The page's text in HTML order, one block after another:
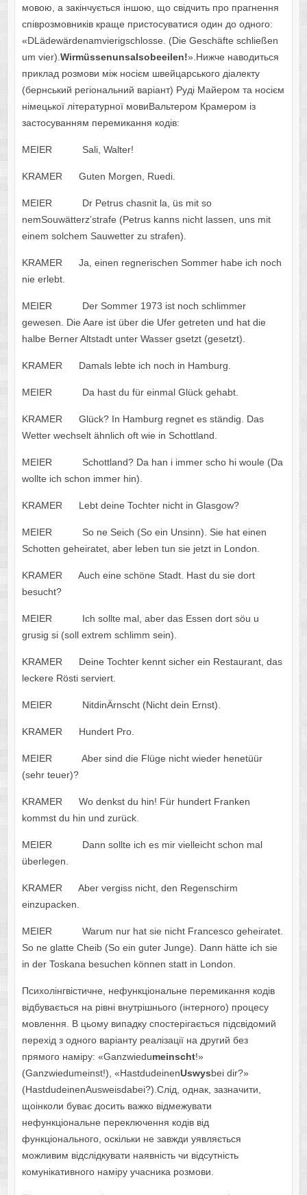
мовою, а закінчується іншою, що свідчить про прагнення
співрозмовників краще пристосуватися один до одного:
«DLädewärdenamvierigschlosse. (Die Geschäfte schließen
um vier).Wirmüssenunsalsobeeilen!».Нижче наводиться
приклад розмови між носієм швейцарського діалекту
(бернський регіональний варіант) Руді Майером та носієм
німецької літературної мовиВальтером Крамером із
застосуванням перемикання кодів:
MEIER Sali, Walter!
KRAMER Guten Morgen, Ruedi.
MEIER Dr Petrus chasnit la, üs mit so
nemSouwätterz’strafe (Petrus kanns nicht lassen, uns mit
einem solchem Sauwetter zu strafen).
KRAMER Ja, einen regnerischen Sommer habe ich noch
nie erlebt.
MEIER Der Sommer 1973 ist noch schlimmer
gewesen. Die Aare ist über die Ufer getreten und hat die
halbe Berner Altstadt unter Wasser gsetzt (gesetzt).
KRAMER Damals lebte ich noch in Hamburg.
MEIER Da hast du für einmal Glück gehabt.
KRAMER Glück? In Hamburg regnet es ständig. Das
Wetter wechselt ähnlich oft wie in Schottland.
MEIER Schottland? Da han i immer scho hi woule (Da
wollte ich schon immer hin).
KRAMER Lebt deine Tochter nicht in Glasgow?
MEIER So ne Seich (So ein Unsinn). Sie hat einen
Schotten geheiratet, aber leben tun sie jetzt in London.
KRAMER Auch eine schöne Stadt. Hast du sie dort
besucht?
MEIER Ich sollte mal, aber das Essen dort söu u
grusig si (soll extrem schlimm sein).
KRAMER Deine Tochter kennt sicher ein Restaurant, das
leckere Rösti serviert.
MEIER NitdinÄrnscht (Nicht dein Ernst).
KRAMER Hundert Pro.
MEIER Aber sind die Flüge nicht wieder henetüür
(sehr teuer)?
KRAMER Wo denkst du hin! Für hundert Franken
kommst du hin und zurück.
MEIER Dann sollte ich es mir vielleicht schon mal
überlegen.
KRAMER Aber vergiss nicht, den Regenschirm
einzupacken.
MEIER Warum nur hat sie nicht Francesco geheiratet.
So ne glatte Cheib (So ein guter Junge). Dann hätte ich sie
in der Toskana besuchen können statt in London.
Психолінгвістичне, нефункціональне перемикання кодів
відбувається на рівні внутрішнього (інтерного) процесу
мовлення. В цьому випадку спостерігається підсвідомий
перехід з одного варіанту реалізації на другий без
прямого наміру: «Ganzwiedumeinscht!»
(Ganzwiedumeinst!), «HastdudeinenUswysbei dir?»
(HastdudeinenAusweisdabei?).Слід, однак, зазначити,
щоінколи буває досить важко відмежувати
нефункціональне переключення кодів від
функціонального, оскільки не завжди уявляється
можливим відслідкувати наявність чи відсутність
комунікативного наміру учасника розмови.